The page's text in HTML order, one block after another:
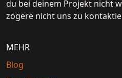
du bei deinem Projekt nicht
zögere nicht uns zu
MEHR
Blog